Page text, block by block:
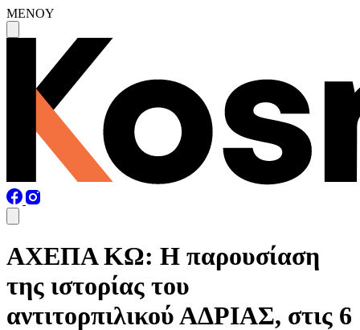
MENOY
ΑΧΕΠΑ ΚΩ: Η παρουσίαση
της ιστορίας του
αντιτορπιλικού ΑΔΡΙΑΣ, στις 6